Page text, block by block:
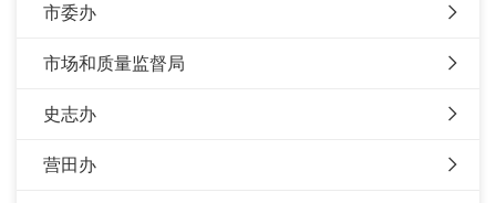
市委办
市场和质量监督局
史志办
营田办